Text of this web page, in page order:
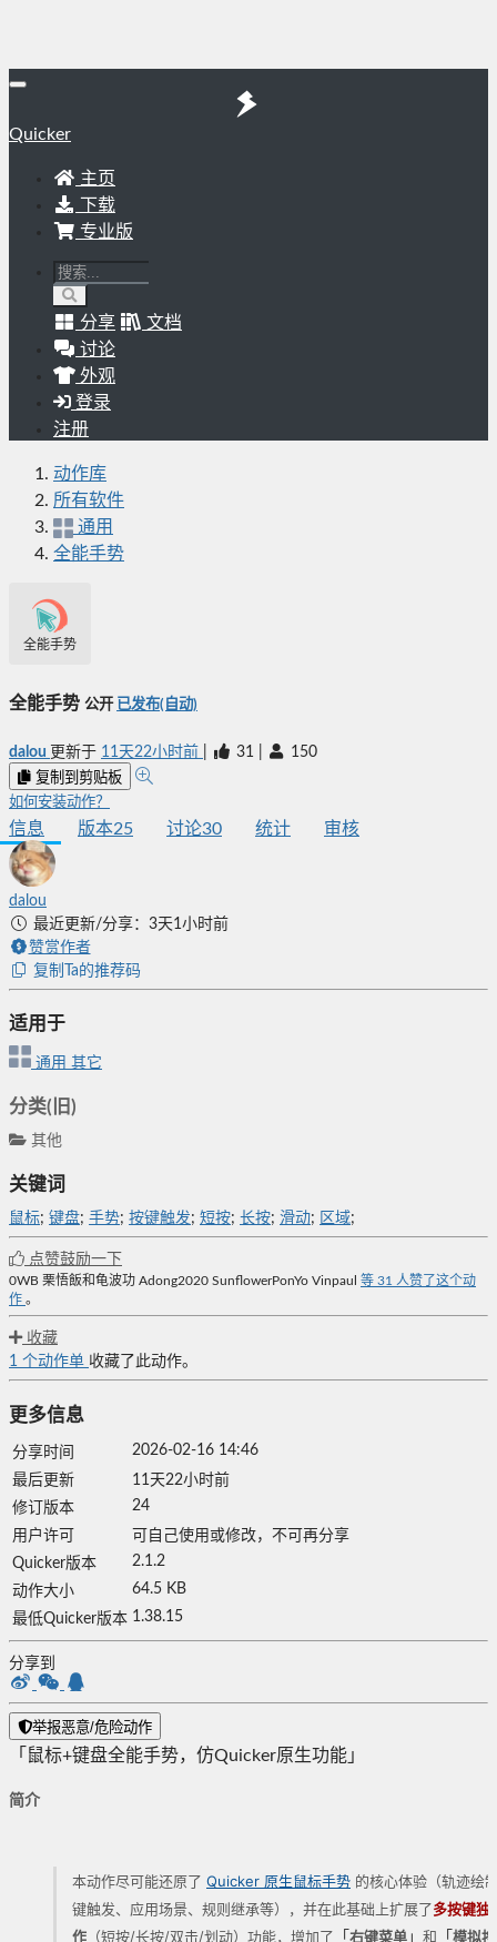
Quicker
主页
下载
专业版
分享
文档
讨论
外观
登录
注册
动作库
所有软件
通用
全能手势
全能手势
全能手势 公开 已发布(自动)
dalou 更新于 11天22小时前 31 150
复制到剪贴板
如何安装动作？
信息 版本25 讨论30 统计 审核
dalou
最近更新/分享：3天1小时前
赞赏作者
复制Ta的推荐码
适用于
通用 其它
分类(旧)
其他
关键词
鼠标; 键盘; 手势; 按键触发; 短按; 长按; 滑动; 区域;
点赞鼓励一下
0WB 栗悟飯和龟波功 Adong2020 SunflowerPonYo Vinpaul 等 31 人赞了这个动
作 。
收藏
1 个动作单 收藏了此动作。
更多信息
分享时间
2026-02-16 14:46
最后更新
11天22小时前
修订版本
24
用户许可
可自己使用或修改，不可再分享
Quicker版本
2.1.2
动作大小
64.5 KB
最低Quicker版本 1.38.15
分享到
举报恶意/危险动作
「鼠标+键盘全能手势，仿Quicker原生功能」
简介
本动作尽可能还原了 Quicker 原生鼠标手势 的核心体验（轨迹绘
键触发、应用场景、规则继承等），并在此基础上扩展了多按键独
作 （短按/长按/双击/划动）功能，增加了 「右键菜单」 和 「模拟